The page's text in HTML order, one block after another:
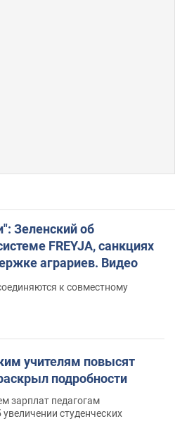
Зеленский об
FREYJA, санкциях
аграриев. Видео
к совместному
учителям повысят
подробности
зарплат педагогам
студенческих